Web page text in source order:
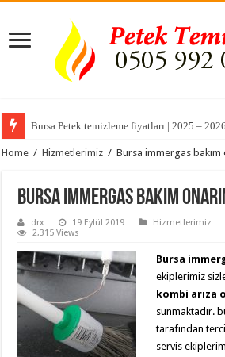
Bursa Petek temizleme fiyatları | 2025 – 2026
Bursa Akçalar Mahallesi Kombi Servisi ve
Home / Hizmetlerimiz / Bursa immergas bakım
Bursa immergas bakım
drx 19 Eylül 2019 Hizmetlerimiz
2,315 Views
Bursa
ekiplerimiz
kombi arıza
sunmaktadır.
tarafından
servis